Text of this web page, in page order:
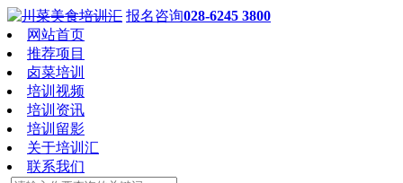
报名咨询028-6245 3800
网站首页
推荐项目
卤菜培训
培训视频
培训资讯
培训留影
关于培训汇
联系我们